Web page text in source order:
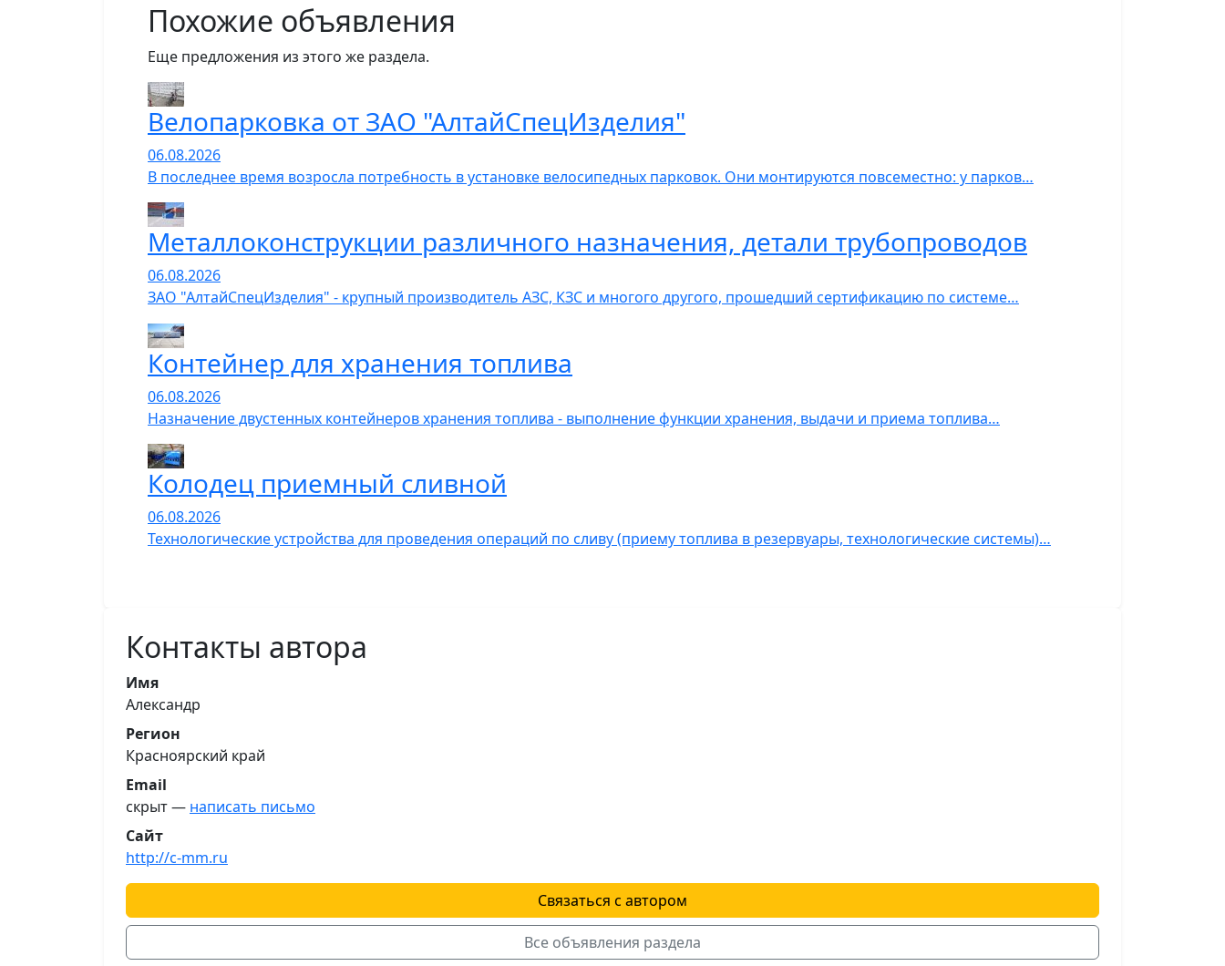
Похожие объявления
Еще предложения из этого же раздела.
Велопарковка от ЗАО "АлтайСпецИзделия"
06.08.2026
В последнее время возросла потребность в установке велосипедных парковок. Они монтируются повсеместно: у парков…
Металлоконструкции различного назначения, детали трубопроводов
06.08.2026
ЗАО "АлтайСпецИзделия" - крупный производитель АЗС, КЗС и многого другого, прошедший сертификацию по системе…
Контейнер для хранения топлива
06.08.2026
Назначение двустенных контейнеров хранения топлива - выполнение функции хранения, выдачи и приема топлива…
Колодец приемный сливной
06.08.2026
Технологические устройства для проведения операций по сливу (приему топлива в резервуары, технологические системы)…
Контакты автора
Имя
Александр
Регион
Красноярский край
Email
скрыт — написать письмо
Сайт
http://c-mm.ru
Связаться с автором
Все объявления раздела